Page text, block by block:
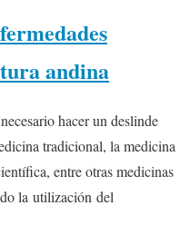
andina
hacer un deslinde
tradicional, la medicina
entre otras medicinas
la utilización del